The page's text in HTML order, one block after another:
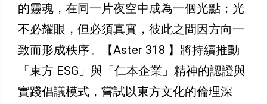
的靈魂，在同一片夜空中成為一個光點；光
不必耀眼，但必須真實，彼此之間因方向一
致而形成秩序。【Aster 318 】將持續推動
「東方 ESG」與「仁本企業」精神的認證與
實踐倡議模式，嘗試以東方文化的倫理深